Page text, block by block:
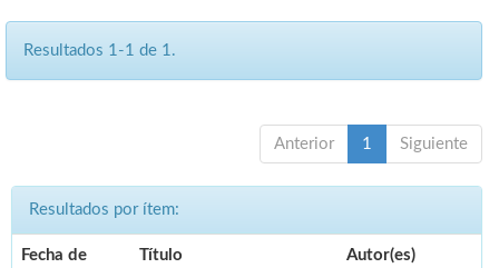
Resultados 1-1 de 1.
Anterior 1 Siguiente
Resultados por ítem:
Fecha de
Título Autor(es)